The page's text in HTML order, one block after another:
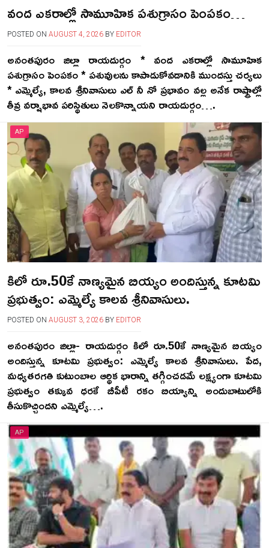
వంద ఎకరాల్లో సామూహిక పశుగ్రాసం పెంపకం…
POSTED ON AUGUST 4, 2026 BY EDITOR
అనంతపురం జిల్లా రాయదుర్గం * వంద ఎకరాల్లో సామూహిక
పశుగ్రాసం పెంపకం * పశువులను కాపాడుకోవడానికి ముందస్తు చర్యలు
* ఎమ్మెల్యే, కాలవ శ్రీనివాసులు ఎల్ నీ నో ప్రభావం వల్ల అనేక రాష్ట్రాల్లో
తీవ్ర వర్షాభావ పరిస్థితులు నెలకొన్నాయని రాయదుర్గం….
AP
కిలో రూ.50కే నాణ్యమైన బియ్యం అందిస్తున్న కూటమి
ప్రభుత్వం: ఎమ్మెల్యే కాలవ శ్రీనివాసులు.
POSTED ON AUGUST 3, 2026 BY EDITOR
అనంతపురం జిల్లా- రాయదుర్గం కిలో రూ.50కే నాణ్యమైన బియ్యం
అందిస్తున్న కూటమి ప్రభుత్వం: ఎమ్మెల్యే కాలవ శ్రీనివాసులు. పేద,
మధ్యతరగతి కుటుంబాల ఆర్థిక భారాన్ని తగ్గించడమే లక్ష్యంగా కూటమి
ప్రభుత్వం తక్కువ ధరకే బీపీటీ రకం బియ్యాన్ని అందుబాటులోకి
తీసుకొచ్చిందని ఎమ్మెల్యే….
AP